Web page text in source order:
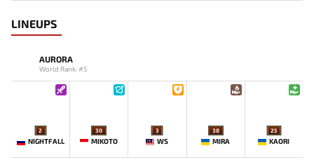
LINEUPS
AURORA
World Rank: #5
2
NIGHTFALL
30
MIKOTO
3
WS
38
MIRA
25
KAORI